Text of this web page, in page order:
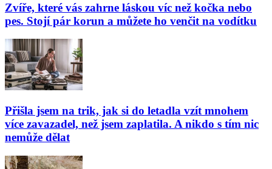
Zvíře, které vás zahrne láskou víc než kočka nebo
pes. Stojí pár korun a můžete ho venčit na vodítku
Přišla jsem na trik, jak si do letadla vzít mnohem
více zavazadel, než jsem zaplatila. A nikdo s tím nic
nemůže dělat